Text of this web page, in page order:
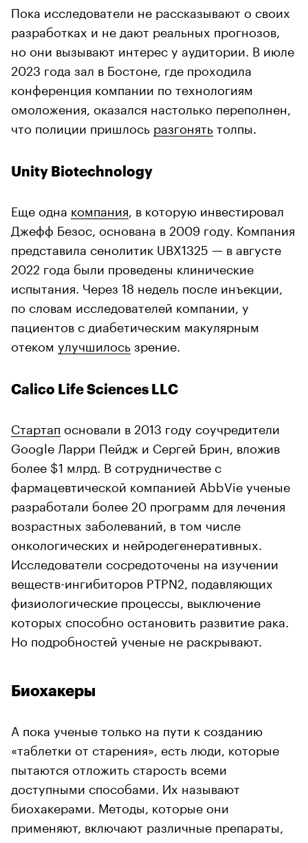
Пока исследователи не рассказывают о своих
разработках и не дают реальных прогнозов,
но они вызывают интерес у аудитории. В июле
2023 года зал в Бостоне, где проходила
конференция компании по технологиям
омоложения, оказался настолько переполнен,
что полиции пришлось разгонятьтолпы.
Unity Biotechnology
Еще одна компания , в которую инвестировал
Джефф Безос, основана в 2009 году. Компания
представила сенолитик UBX1325 — в августе
2022 года были проведены клинические
испытания. Через 18 недель после инъекции,
по словам исследователей компании, у
пациентов с диабетическим макулярным
отеком улучшилосьзрение.
Calico Life Sciences LLC
Стартап основали в 2013 году соучредители
Google Ларри Пейдж и Сергей Брин, вложив
более $1 млрд. В сотрудничестве с
фармацевтической компанией AbbVie ученые
разработали более 20 программ для лечения
возрастных заболеваний, в том числе
онкологических и нейродегенеративных.
Исследователи сосредоточены на изучении
веществ-ингибиторов PTPN2, подавляющих
физиологические процессы, выключение
которых способно остановить развитие рака.
Но подробностей ученые не раскрывают.
Биохакеры
А пока ученые только на пути к созданию
«таблетки от старения», есть люди, которые
пытаются отложить старость всеми
доступными способами. Их называют
биохакерами. Методы, которые они
применяют, включают различные препараты,